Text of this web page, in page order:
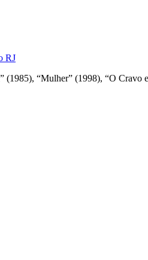
RJ
(1985), “Mulher” (1998), “O Cravo